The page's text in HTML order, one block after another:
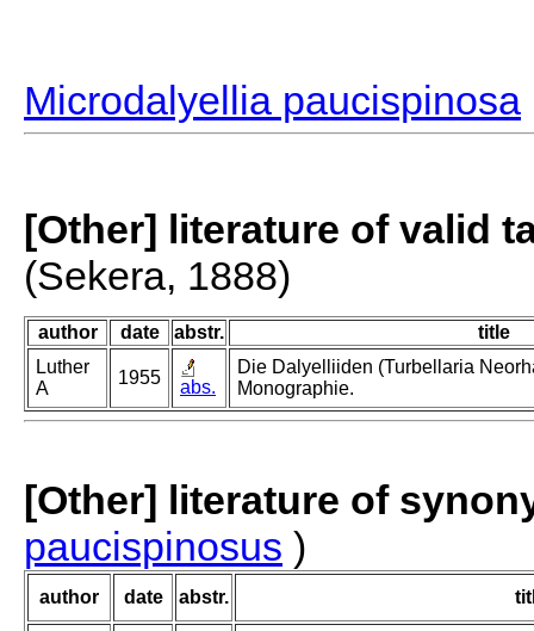
Microdalyellia paucispinosa
[Other] literature of valid
(Sekera, 1888)
author date abstr.
title
Luther
A
1955 abs.
Die Dalyelliiden (Turbellaria
Monographie.
[Other] literature of
paucispinosus )
author date abstr.